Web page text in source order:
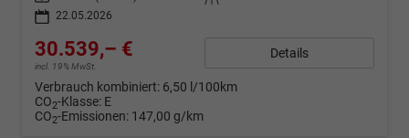
22.05.2026
30.539,– €
incl. 19% MwSt.
Details
Verbrauch kombiniert: 6,50 l/100km
CO2-Klasse: E
CO2-Emissionen: 147,00 g/km